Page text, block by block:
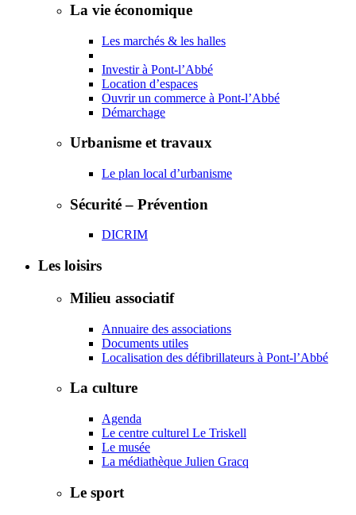
La vie économique
Les marchés & les halles
Investir à Pont-l’Abbé
Location d’espaces
Ouvrir un commerce à Pont-l’Abbé
Démarchage
Urbanisme et travaux
Le plan local d’urbanisme
Sécurité – Prévention
DICRIM
Les loisirs
Milieu associatif
Annuaire des associations
Documents utiles
Localisation des défibrillateurs à Pont-l’Abbé
La culture
Agenda
Le centre culturel Le Triskell
Le musée
La médiathèque Julien Gracq
Le sport